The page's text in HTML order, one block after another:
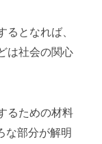
となれば、
は社会の関心
るための材料
な部分が解明